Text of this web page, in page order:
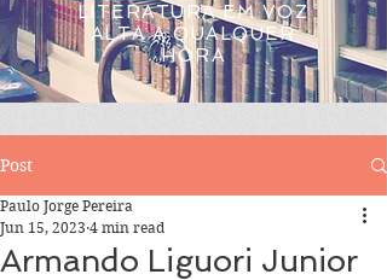
LITERATURA EM VOZ
ALTA A QUALQUER
HORA
Post
Armando Liguori Junior
Paulo Jorge Pereira
Jun 15, 2023 4 min read